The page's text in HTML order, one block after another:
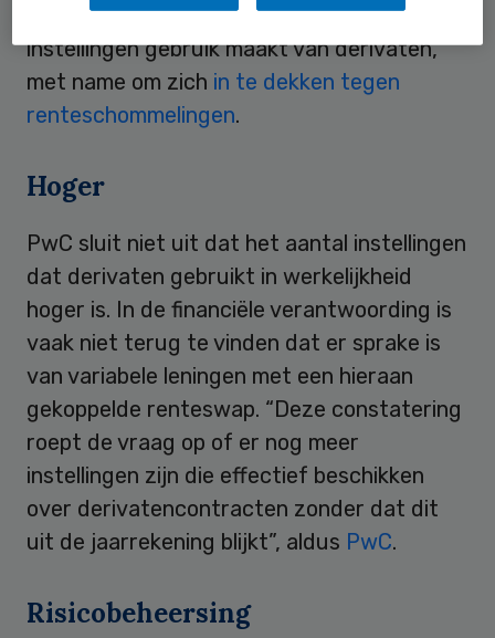
dat een derde van de onderzochte
instellingen gebruik maakt van derivaten,
met name om zich in te dekken tegen
renteschommelingen.
Hoger
PwC sluit niet uit dat het aantal instellingen
dat derivaten gebruikt in werkelijkheid
hoger is. In de financiële verantwoording is
vaak niet terug te vinden dat er sprake is
van variabele leningen met een hieraan
gekoppelde renteswap. “Deze constatering
roept de vraag op of er nog meer
instellingen zijn die effectief beschikken
over derivatencontracten zonder dat dit
uit de jaarrekening blijkt”, aldus PwC.
Risicobeheersing